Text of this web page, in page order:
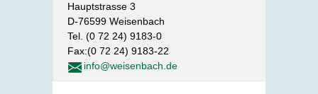
Hauptstrasse 3
D-76599 Weisenbach
Tel. (0 72 24) 9183-0
Fax:(0 72 24) 9183-22
info@weisenbach.de